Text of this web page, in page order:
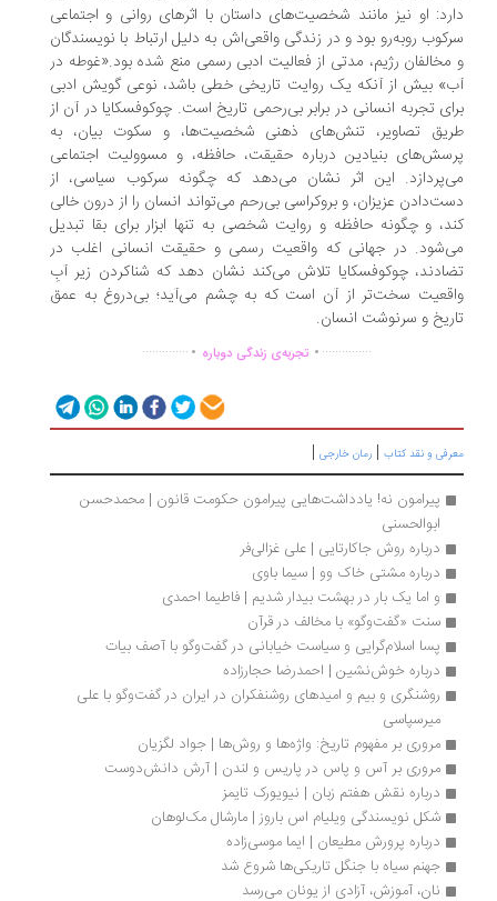
او نیز مانند شخصیت‌های داستان با اثرهای روانی و اجتماعی
روبه‌رو بود و در زندگی واقعی‌اش به دلیل ارتباط با نویسندگان
رژیم، مدتی از فعالیت ادبی رسمی منع شده بود.«غوطه در
بیش از آنکه یک روایت تاریخی خطی باشد، نوعی گویش ادبی
تجربه انسانی در برابر بی‌رحمی تاریخ است. چوکوفسکایا در آن از
تصاویر، تنش‌های ذهنی شخصیت‌ها، و سکوت بیان، به
بنیادین درباره حقیقت، حافظه، و مسوولیت اجتماعی
این اثر نشان می‌دهد که چگونه سرکوب سیاسی، از
عزیزان، و بروکراسی بی‌رحم می‌تواند انسان را از درون خالی
و چگونه حافظه و روایت شخصی به تنها ابزار برای بقا تبدیل
در جهانی که واقعیت رسمی و حقیقت انسانی اغلب در
چوکوفسکایا تلاش می‌کند نشان دهد که شناکردن زیر آبِ
سخت‌تر از آن است که به چشم می‌آید؛ بی‌دروغ به عمق
و سرنوشت انسان.
...............
. تجربه‌ی زندگی دوباره.
..............
و نقد کتاب|رمان خارجی|
پیرامون نه! یادداشت‌هایی پیرامون حکومت قانون | محمدحسن
ابوالحسنی
درباره روش جاکارتایی | علی غزالی‌فر
درباره مشتی خاک وو | سیما باوی
و اما یک بار در بهشت بیدار شدیم | فاطیما احمدی
سنت «گفت‌وگو» با مخالف در قرآن
پسا اسلام‌گرایی و سیاست خیابانی در گفت‌وگو با آصف بیات
درباره خوش‌نشین | احمدرضا حجارزاده
روشنگری و بیم و امیدهای روشنفکران در ایران در گفت‌وگو با علی
میرسپاسی
مروری بر مفهوم تاریخ: واژه‌ها و روش‌ها | جواد لگزیان
مروری بر آس و پاس در پاریس و لندن | آرش دانش‌دوست
درباره نقش هفتم زبان | نیویورک تایمز
شکل نویسندگی ویلیام اس باروز | مارشال مک‌لوهان
درباره پرورش مطیعان | ایما موسی‌زاده
جهنم سیاه با جنگل تاریکی‌ها شروع شد
نان، آموزش، آزادی از یونان می‌رسد